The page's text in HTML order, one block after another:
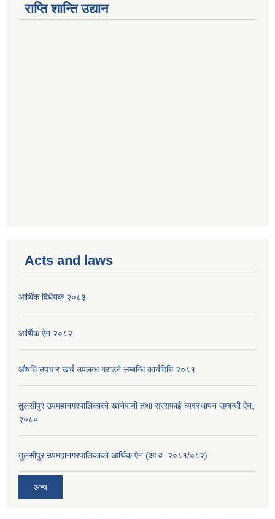
राप्ति शान्ति उद्यान
Acts and laws
आर्थिक विधेयक २०८३
आर्थिक ऐन २०८२
औषधि उपचार खर्च उपलव्ध गराउने सम्बन्धि कार्यविधि २०८१
तुलसीपुर उपमहानगरपालिकाको खानेपानी तथा सरसफाई व्यवस्थापन सम्बन्धी ऐन,
२०८०
तुलसीपुर उपमहानगरपालिकाको आर्थिक ऐन (आ.व. २०८१/०८२)
अन्य